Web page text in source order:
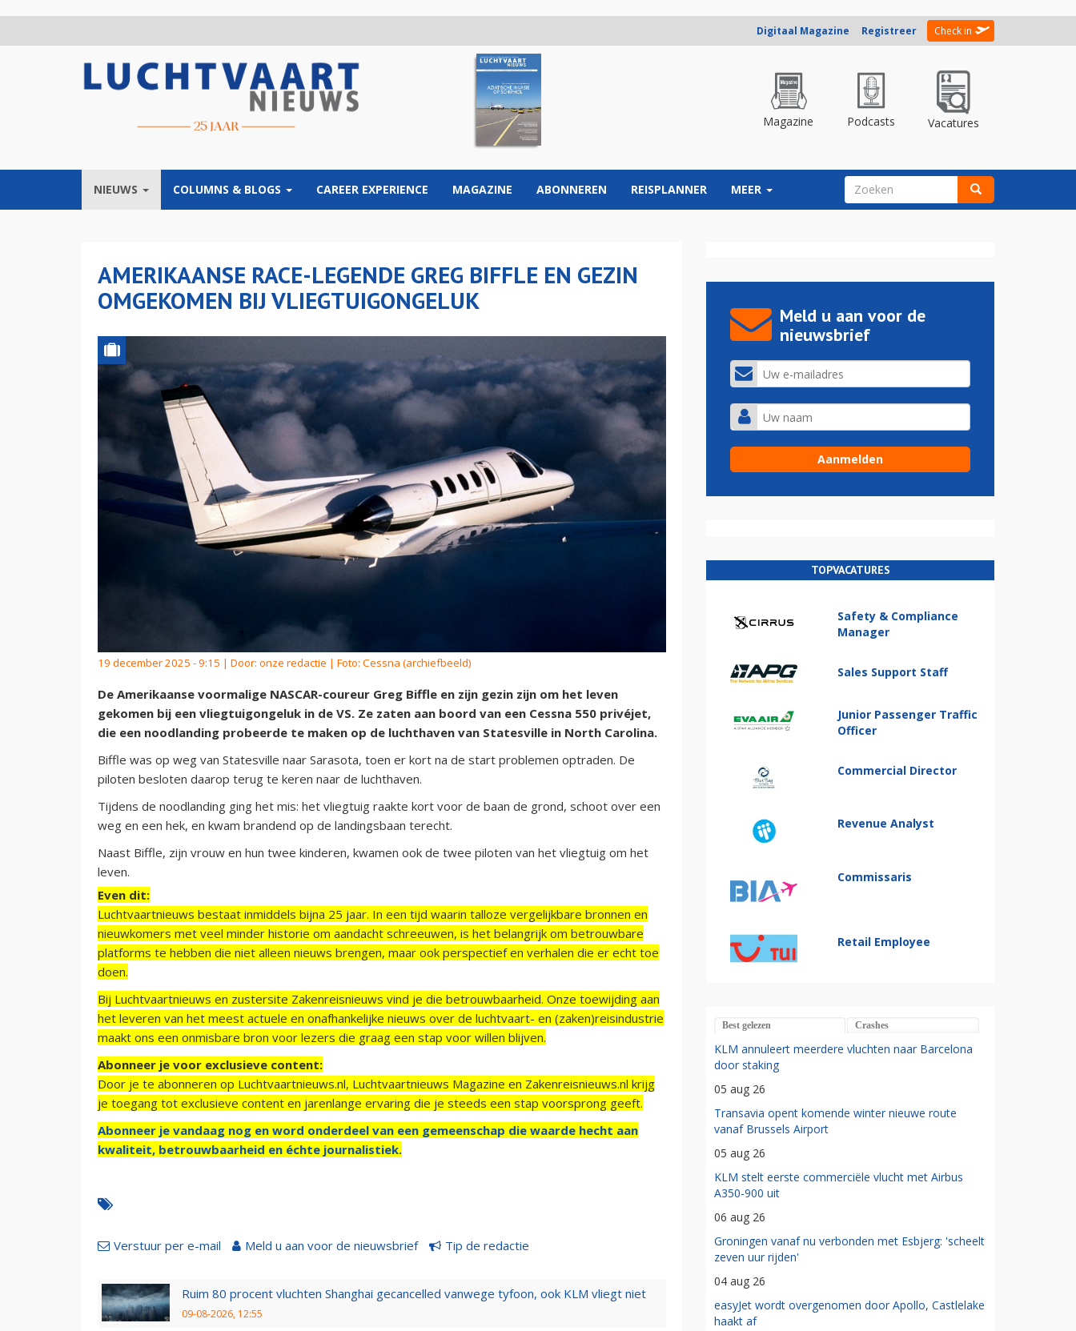
Digitaal Magazine Registreer Check in
Magazine Podcasts Vacatures
NIEUWS COLUMNS & BLOGS CAREER EXPERIENCE MAGAZINE ABONNEREN REISPLANNER MEER ZOEKVELD
AMERIKAANSE RACE-LEGENDE GREG BIFFLE EN GEZIN
OMGEKOMEN BIJ VLIEGTUIGONGELUK
19 december 2025 - 9:15 | Door: onze redactie | Foto: Cessna (archiefbeeld)
De Amerikaanse voormalige NASCAR-coureur Greg Biffle en zijn gezin zijn om het leven
gekomen bij een vliegtuigongeluk in de VS. Ze zaten aan boord van een Cessna 550 privéjet,
die een noodlanding probeerde te maken op de luchthaven van Statesville in North Carolina.
Biffle was op weg van Statesville naar Sarasota, toen er kort na de start problemen optraden. De
piloten besloten daarop terug te keren naar de luchthaven.
Tijdens de noodlanding ging het mis: het vliegtuig raakte kort voor de baan de grond, schoot over een
weg en een hek, en kwam brandend op de landingsbaan terecht.
Naast Biffle, zijn vrouw en hun twee kinderen, kwamen ook de twee piloten van het vliegtuig om het
leven.
Even dit:
Luchtvaartnieuws bestaat inmiddels bijna 25 jaar. In een tijd waarin talloze vergelijkbare bronnen en
nieuwkomers met veel minder historie om aandacht schreeuwen, is het belangrijk om betrouwbare
platforms te hebben die niet alleen nieuws brengen, maar ook perspectief en verhalen die er echt toe
doen.
Bij Luchtvaartnieuws en zustersite Zakenreisnieuws vind je die betrouwbaarheid. Onze toewijding aan
het leveren van het meest actuele en onafhankelijke nieuws over de luchtvaart- en (zaken)reisindustrie
maakt ons een onmisbare bron voor lezers die graag een stap voor willen blijven.
Abonneer je voor exclusieve content:
Door je te abonneren op Luchtvaartnieuws.nl, Luchtvaartnieuws Magazine en Zakenreisnieuws.nl krijg
je toegang tot exclusieve content en jarenlange ervaring die je steeds een stap voorsprong geeft.
Abonneer je vandaag nog en word onderdeel van een gemeenschap die waarde hecht aan
kwaliteit, betrouwbaarheid en échte journalistiek.
Verstuur per e-mail Meld u aan voor de nieuwsbrief Tip de redactie
Ruim 80 procent vluchten Shanghai gecancelled vanwege tyfoon, ook KLM vliegt niet
09-08-2026, 12:55
Meld u aan voor de
nieuwsbrief
TOPVACATURES
Safety & Compliance
Manager
Sales Support Staff
Junior Passenger Traffic
Officer
Commercial Director
Revenue Analyst
Commissaris
Retail Employee
Best gelezen Crashes
KLM annuleert meerdere vluchten naar Barcelona
door staking
05 aug 26
Transavia opent komende winter nieuwe route
vanaf Brussels Airport
05 aug 26
KLM stelt eerste commerciële vlucht met Airbus
A350-900 uit
06 aug 26
Groningen vanaf nu verbonden met Esbjerg: 'scheelt
zeven uur rijden'
04 aug 26
easyJet wordt overgenomen door Apollo, Castlelake
haakt af